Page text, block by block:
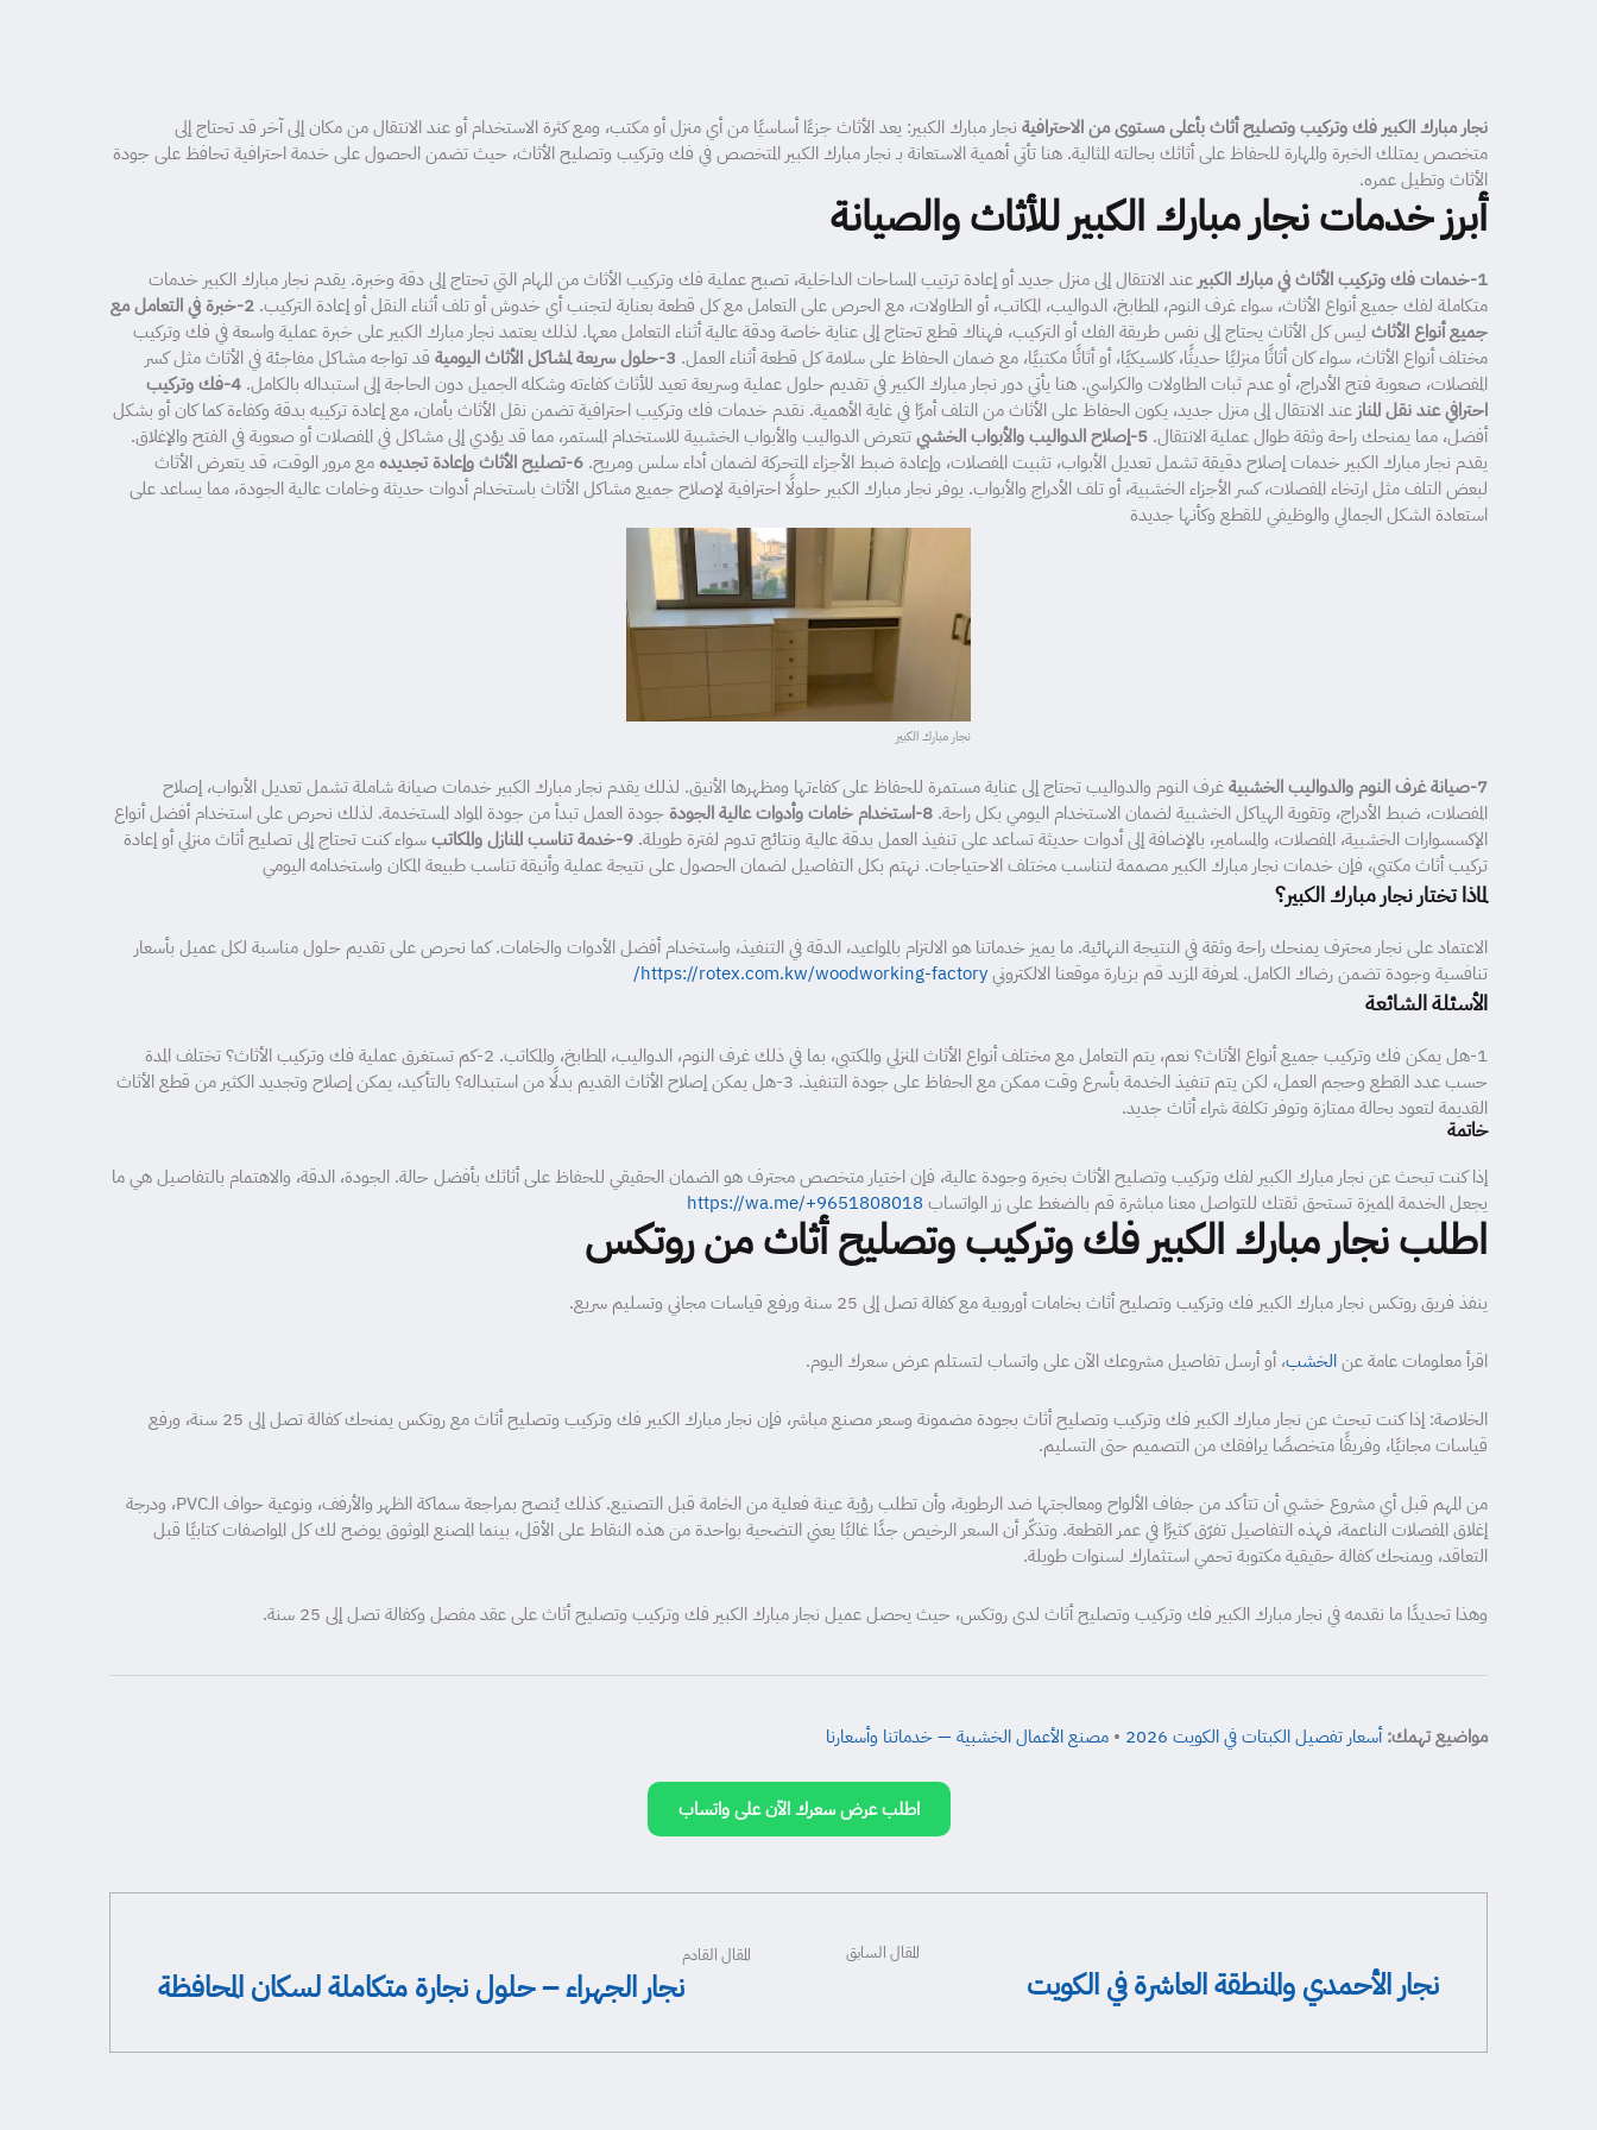
نجار مبارك الكبير فك وتركيب وتصليح أثاث بأعلى مستوى من الاحترافية نجار مبارك الكبير: يعد الأثاث جزءًا أساسيًا من أي منزل أو مكتب، ومع كثرة الاستخدام أو عند الانتقال من مكان إلى آخر قد تحتاج إلى
متخصص يمتلك الخبرة والمهارة للحفاظ على أثاثك بحالته المثالية. هنا تأتي أهمية الاستعانة بـ نجار مبارك الكبير المتخصص في فك وتركيب وتصليح الأثاث، حيث تضمن الحصول على خدمة احترافية تحافظ على جودة
الأثاث وتطيل عمره.
أبرز خدمات نجار مبارك الكبير للأثاث والصيانة
1-خدمات فك وتركيب الأثاث في مبارك الكبير
عند الانتقال إلى منزل جديد أو إعادة ترتيب المساحات الداخلية، تصبح عملية فك وتركيب الأثاث من المهام التي تحتاج إلى دقة وخبرة. يقدم نجار مبارك الكبير خدمات
متكاملة لفك جميع أنواع الأثاث، سواء غرف النوم، المطابخ، الدواليب، المكاتب، أو الطاولات، مع الحرص على التعامل مع كل قطعة بعناية لتجنب أي خدوش أو تلف أثناء النقل أو إعادة التركيب.
2-خبرة في التعامل مع
جميع أنواع الأثاث ليس كل الأثاث يحتاج إلى نفس طريقة الفك أو التركيب، فهناك قطع تحتاج إلى عناية خاصة ودقة عالية أثناء التعامل معها. لذلك يعتمد نجار مبارك الكبير على خبرة عملية واسعة في فك وتركيب
مختلف أنواع الأثاث، سواء كان أثاثًا منزليًا حديثًا، كلاسيكيًا، أو أثاثًا مكتبيًا، مع ضمان الحفاظ على سلامة كل قطعة أثناء العمل. 3-حلول سريعة لمشاكل الأثاث اليومية
قد تواجه مشاكل مفاجئة في الأثاث مثل كسر
المفصلات، صعوبة فتح الأدراج، أو عدم ثبات الطاولات والكراسي. هنا يأتي دور نجار مبارك الكبير في تقديم حلول عملية وسريعة تعيد للأثاث كفاءته وشكله الجميل دون الحاجة إلى استبداله بالكامل.
4-فك وتركيب
احترافي عند نقل المناز عند الانتقال إلى منزل جديد، يكون الحفاظ على الأثاث من التلف أمرًا في غاية الأهمية. نقدم خدمات فك وتركيب احترافية تضمن نقل الأثاث بأمان، مع إعادة تركيبه بدقة وكفاءة كما كان أو بشكل
أفضل، مما يمنحك راحة وثقة طوال عملية الانتقال. 5-إصلاح الدواليب والأبواب الخشبي
تتعرض الدواليب والأبواب الخشبية للاستخدام المستمر، مما قد يؤدي إلى مشاكل في المفصلات أو صعوبة في الفتح والإغلاق.
يقدم نجار مبارك الكبير خدمات إصلاح دقيقة تشمل تعديل الأبواب، تثبيت المفصلات، وإعادة ضبط الأجزاء المتحركة لضمان أداء سلس ومريح. 6-تصليح الأثاث وإعادة تجديده
مع مرور الوقت، قد يتعرض الأثاث
لبعض التلف مثل ارتخاء المفصلات، كسر الأجزاء الخشبية، أو تلف الأدراج والأبواب. يوفر نجار مبارك الكبير حلولًا احترافية لإصلاح جميع مشاكل الأثاث باستخدام أدوات حديثة وخامات عالية الجودة، مما يساعد على
استعادة الشكل الجمالي والوظيفي للقطع وكأنها جديدة
نجار مبارك الكبير
7-صيانة غرف النوم والدواليب الخشبية
غرف النوم والدواليب تحتاج إلى عناية مستمرة للحفاظ على كفاءتها ومظهرها الأنيق. لذلك يقدم نجار مبارك الكبير خدمات صيانة شاملة تشمل تعديل الأبواب، إصلاح
المفصلات، ضبط الأدراج، وتقوية الهياكل الخشبية لضمان الاستخدام اليومي بكل راحة. 8-استخدام خامات وأدوات عالية الجودة
جودة العمل تبدأ من جودة المواد المستخدمة. لذلك نحرص على استخدام أفضل أنواع
الإكسسوارات الخشبية، المفصلات، والمسامير، بالإضافة إلى أدوات حديثة تساعد على تنفيذ العمل بدقة عالية ونتائج تدوم لفترة طويلة. 9-خدمة تناسب المنازل والمكاتب
سواء كنت تحتاج إلى تصليح أثاث منزلي أو إعادة
تركيب أثاث مكتبي، فإن خدمات نجار مبارك الكبير مصممة لتناسب مختلف الاحتياجات. نهتم بكل التفاصيل لضمان الحصول على نتيجة عملية وأنيقة تناسب طبيعة المكان واستخدامه اليومي
لماذا تختار نجار مبارك الكبير؟
الاعتماد على نجار محترف يمنحك راحة وثقة في النتيجة النهائية. ما يميز خدماتنا هو الالتزام بالمواعيد، الدقة في التنفيذ، واستخدام أفضل الأدوات والخامات. كما نحرص على تقديم حلول مناسبة لكل عميل بأسعار
تنافسية وجودة تضمن رضاك الكامل. لمعرفة المزيد قم بزيارة موقعنا الالكترونيhttps://rotex.com.kw/woodworking-factory/
الأسئلة الشائعة
1-هل يمكن فك وتركيب جميع أنواع الأثاث؟ نعم، يتم التعامل مع مختلف أنواع الأثاث المنزلي والمكتبي، بما في ذلك غرف النوم، الدواليب، المطابخ، والمكاتب. 2-كم تستغرق عملية فك وتركيب الأثاث؟ تختلف المدة
حسب عدد القطع وحجم العمل، لكن يتم تنفيذ الخدمة بأسرع وقت ممكن مع الحفاظ على جودة التنفيذ. 3-هل يمكن إصلاح الأثاث القديم بدلًا من استبداله؟ بالتأكيد، يمكن إصلاح وتجديد الكثير من قطع الأثاث
القديمة لتعود بحالة ممتازة وتوفر تكلفة شراء أثاث جديد.
خاتمة
إذا كنت تبحث عن نجار مبارك الكبير لفك وتركيب وتصليح الأثاث بخبرة وجودة عالية، فإن اختيار متخصص محترف هو الضمان الحقيقي للحفاظ على أثاثك بأفضل حالة. الجودة، الدقة، والاهتمام بالتفاصيل هي ما
يجعل الخدمة المميزة تستحق ثقتك للتواصل معنا مباشرة قم بالضغط على زر الواتساب https://wa.me/+9651808018
اطلب نجار مبارك الكبير فك وتركيب وتصليح أثاث من روتكس
ينفذ فريق روتكس نجار مبارك الكبير فك وتركيب وتصليح أثاث بخامات أوروبية مع كفالة تصل إلى 25 سنة ورفع قياسات مجاني وتسليم سريع.
اقرأ معلومات عامة عنالخشب، أو أرسل تفاصيل مشروعك الآن على واتساب لتستلم عرض سعرك اليوم.
الخلاصة: إذا كنت تبحث عن نجار مبارك الكبير فك وتركيب وتصليح أثاث بجودة مضمونة وسعر مصنع مباشر، فإن نجار مبارك الكبير فك وتركيب وتصليح أثاث مع روتكس يمنحك كفالة تصل إلى 25 سنة، ورفع
قياسات مجانيًا، وفريقًا متخصصًا يرافقك من التصميم حتى التسليم.
من المهم قبل أي مشروع خشبي أن تتأكد من جفاف الألواح ومعالجتها ضد الرطوبة، وأن تطلب رؤية عينة فعلية من الخامة قبل التصنيع. كذلك يُنصح بمراجعة سماكة الظهر والأرفف، ونوعية حواف الـPVC، ودرجة
إغلاق المفصلات الناعمة، فهذه التفاصيل تفرّق كثيرًا في عمر القطعة. وتذكّر أن السعر الرخيص جدًا غالبًا يعني التضحية بواحدة من هذه النقاط على الأقل، بينما المصنع الموثوق يوضح لك كل المواصفات كتابيًا قبل
التعاقد، ويمنحك كفالة حقيقية مكتوبة تحمي استثمارك لسنوات طويلة.
وهذا تحديدًا ما نقدمه في نجار مبارك الكبير فك وتركيب وتصليح أثاث لدى روتكس، حيث يحصل عميل نجار مبارك الكبير فك وتركيب وتصليح أثاث على عقد مفصل وكفالة تصل إلى 25 سنة.
مواضيع تهمك: أسعار تفصيل الكبتات في الكويت 2026 • مصنع الأعمال الخشبية — خدماتنا وأسعارنا
اطلب عرض سعرك الآن على واتساب
المقال السابق
نجار الأحمدي والمنطقة العاشرة في الكويت
المقال القادم
نجار الجهراء – حلول نجارة متكاملة لسكان المحافظة